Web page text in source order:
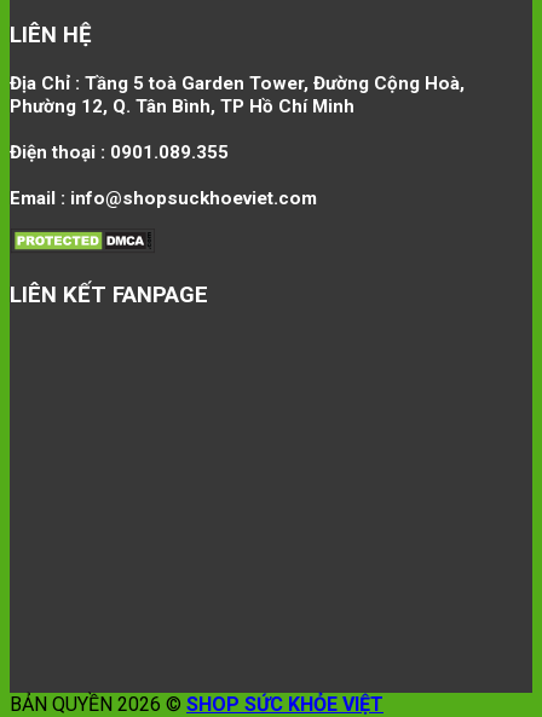
LIÊN HỆ
Địa Chỉ : Tầng 5 toà Garden Tower, Đường Cộng Hoà,
Phường 12, Q. Tân Bình, TP Hồ Chí Minh
Điện thoại : 0901.089.355
Email : info@shopsuckhoeviet.com
LIÊN KẾT FANPAGE
BẢN QUYỀN 2026 © SHOP SỨC KHỎE VIỆT